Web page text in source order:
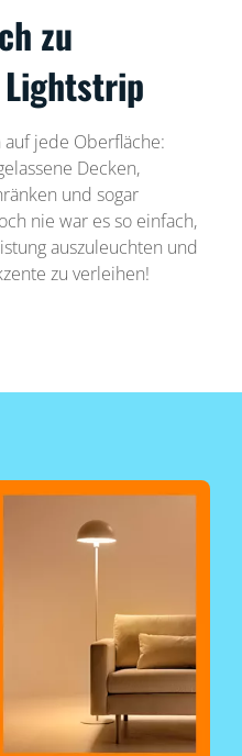
zu
jede Oberfläche:
Decken,
und sogar
nie war es so einfach,
auszuleuchten und
zu verleihen!